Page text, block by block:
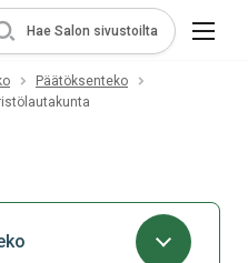
Hae Salon sivustoilta
Päätöksenteko